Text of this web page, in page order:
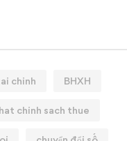
chinh BHXH
chinh sach thue